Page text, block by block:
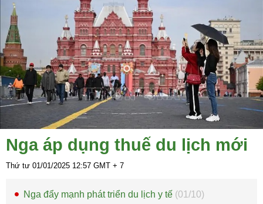
Nga áp dụng thuế du lịch mới
Thứ tư 01/01/2025 12:57 GMT + 7
Nga đẩy mạnh phát triển du lịch y tế (01/10)